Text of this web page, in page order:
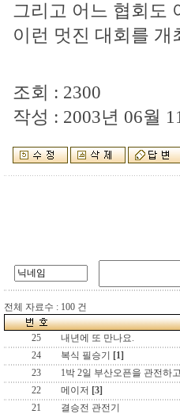
그리고 어느 협회도
이런 멋진 대회를
조회 : 2300
작성 : 2003년 06월
전체 자료수 : 100 건
25
내년에 또 만나요.
24
복식 필승기
[1]
23
1박 2일 부산오픈을 관전하
22
메이저 [3]
21
결승전 관전기